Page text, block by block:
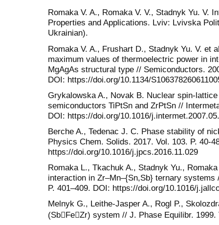
Romaka V. A., Romaka V. V., Stadnyk Yu. V.
Properties and Applications. Lviv: Lvivska
Ukrainian).
Romaka V. A., Frushart D., Stadnyk Yu. V. et
maximum values of thermoelectric power in
MgAgAs structural type // Semiconductors.
DOI: https://doi.org/10.1134/
Grykalowska A., Novak B. Nuclear spin-
semiconductors TiPtSn and ZrPtSn //
DOI: https://doi.org/10.1016/
Berche A., Tedenac J. C. Phase stability of
Physics Chem. Solids. 2017. Vol. 103. P. 40-
https://doi.org/10.1016/j.jpcs.2016.11.029
Romaka L., Tkachuk A., Stadnyk Yu.,
interaction in Zr–Mn–{Sn,Sb} ternary
P. 401–409. DOI: https://doi.org/10.1016/
Melnyk G., Leithe-Jasper A., Rogl P.,
(SbFeZr) system // J. Phase Equilibr. 1999.